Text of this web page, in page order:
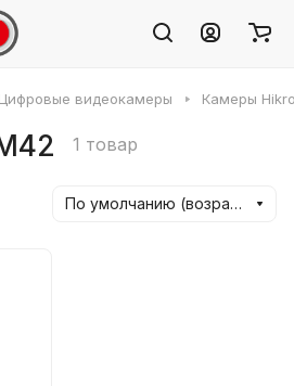
Цифровые видеокамеры Камеры
1 товар
По умолчанию (возрастание)